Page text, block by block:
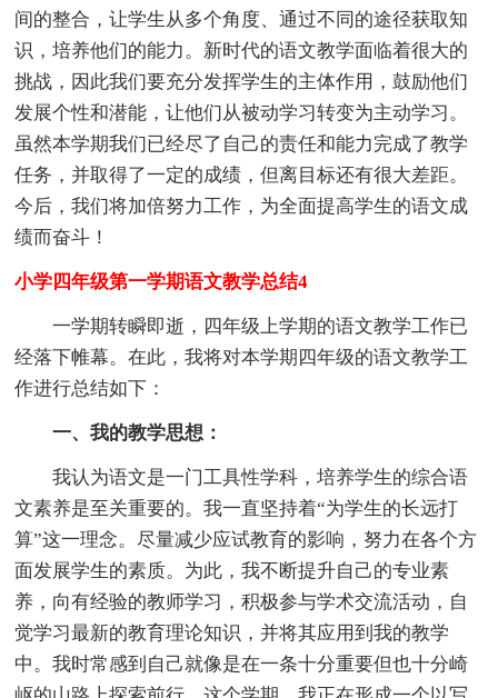
间的整合，让学生从多个角度、通过不同的途径获取知
识，培养他们的能力。新时代的语文教学面临着很大的
挑战，因此我们要充分发挥学生的主体作用，鼓励他们
发展个性和潜能，让他们从被动学习转变为主动学习。
虽然本学期我们已经尽了自己的责任和能力完成了教学
任务，并取得了一定的成绩，但离目标还有很大差距。
今后，我们将加倍努力工作，为全面提高学生的语文成
绩而奋斗！
小学四年级第一学期语文教学总结4
一学期转瞬即逝，四年级上学期的语文教学工作已
经落下帷幕。在此，我将对本学期四年级的语文教学工
作进行总结如下：
一、我的教学思想：
我认为语文是一门工具性学科，培养学生的综合语
文素养是至关重要的。我一直坚持着“为学生的长远打
算”这一理念。尽量减少应试教育的影响，努力在各个方
面发展学生的素质。为此，我不断提升自己的专业素
养，向有经验的教师学习，积极参与学术交流活动，自
觉学习最新的教育理论知识，并将其应用到我的教学
中。我时常感到自己就像是在一条十分重要但也十分崎